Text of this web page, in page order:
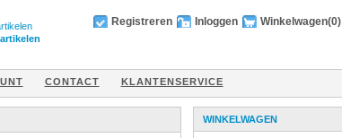
Registreren Inloggen Winkelwagen(0)
CONTACT KLANTENSERVICE
WINKELWAGEN